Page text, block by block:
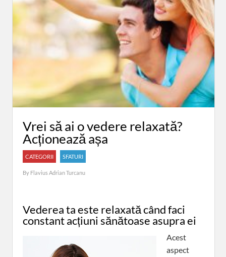
Vrei să ai o vedere relaxată?
Acționează așa
CATEGORII SFATURI
By Flavius Adrian Turcanu
Vederea ta este relaxată când faci
constant acțiuni sănătoase asupra ei
Acest
aspect